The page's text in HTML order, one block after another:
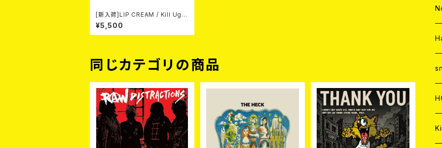
[新入荷]LIP CREAM / Kill Ugly
Pop (Custom Marble LP)
¥5,500
同じカテゴリの商品